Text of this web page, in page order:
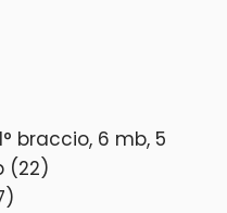
braccio, 6 mb, 5
(22)